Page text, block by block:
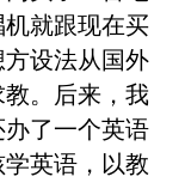
机就跟现在买
设法从国外
。后来，我
了一个英语
英语，以教